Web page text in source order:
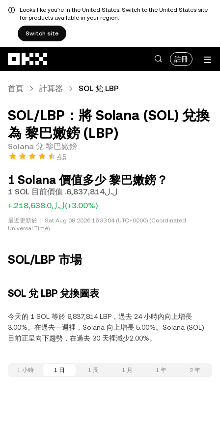
Looks like you're in the United States. Switch to the United States site
for products available in your region.
Switch site
註冊
首頁 計算器 SOL 兌 LBP
SOL/LBP：將 Solana (SOL) 兌換
為 黎巴嫩鎊 (LBP)
Solana 兌 黎巴嫩鎊
4.5
1 Solana 價值多少 黎巴嫩鎊？
1 SOL 目前價值 .ل.ل6,837,814
+.ل.ل218,638.0(+3.00%)
最近更新於：
Sat Aug 08 2026 16:33:04 (UTC+0000) (Coordinated
Universal Time)
SOL/LBP 市場
SOL 兌 LBP 兌換圖表
今天的 1 SOL 等於 6,837,814 LBP，過去 24 小時內向上增長
3.00%。在過去一週裡，Solana 向上增長 5.00%。Solana (SOL)
目前正呈向下趨勢，在過去 30 天裡減少2.00%。
1 小時 1 日 1 周 1 月 1 年 2 年